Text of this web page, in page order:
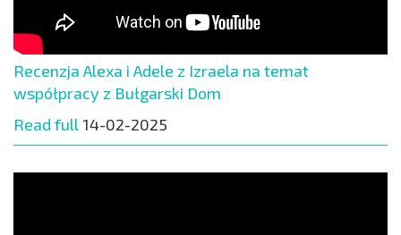
Recenzja Alexa i Adele z Izraela na temat
współpracy z Bułgarski Dom
Read full 14-02-2025